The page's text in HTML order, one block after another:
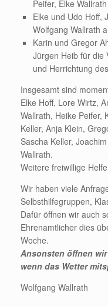
Peifer, Elke
Elke und Udo Hoff,
Wolfgang Wallrath
Karin und Gregor
Jürgen Heib für die
und Herrichtung
Insgesamt sind
Elke Hoff, Lore Wirtz,
Wallrath, Heike Peifer,
Keller, Anja Klein,
Sascha Keller,
Wallrath.
Weitere freiwillige
Wir haben viele
Selbsthilfegruppen,
Dafür öffnen wir auch
Ehrenamtlicher dies
Woche.
Ansonsten öffnen
wenn das Wetter
Wolfgang Wallrath